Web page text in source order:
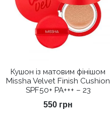
Кушон із матовим фінішом
Missha Velvet Finish Cushion
SPF50+ PA+++ – 23
550 грн